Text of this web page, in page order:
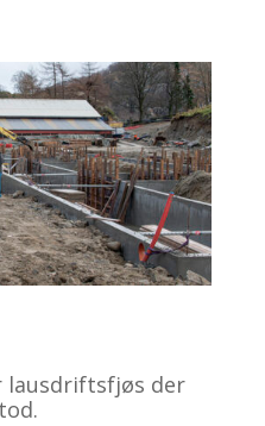
lausdriftsfjøs der